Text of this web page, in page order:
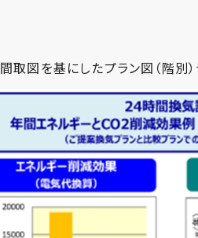
間取図を基にしたプラン図（階別